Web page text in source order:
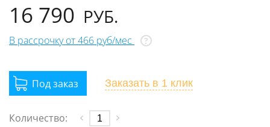
16 790 РУБ.
В рассрочку от 466 руб/мес ?
Заказать в 1 клик
Количество: